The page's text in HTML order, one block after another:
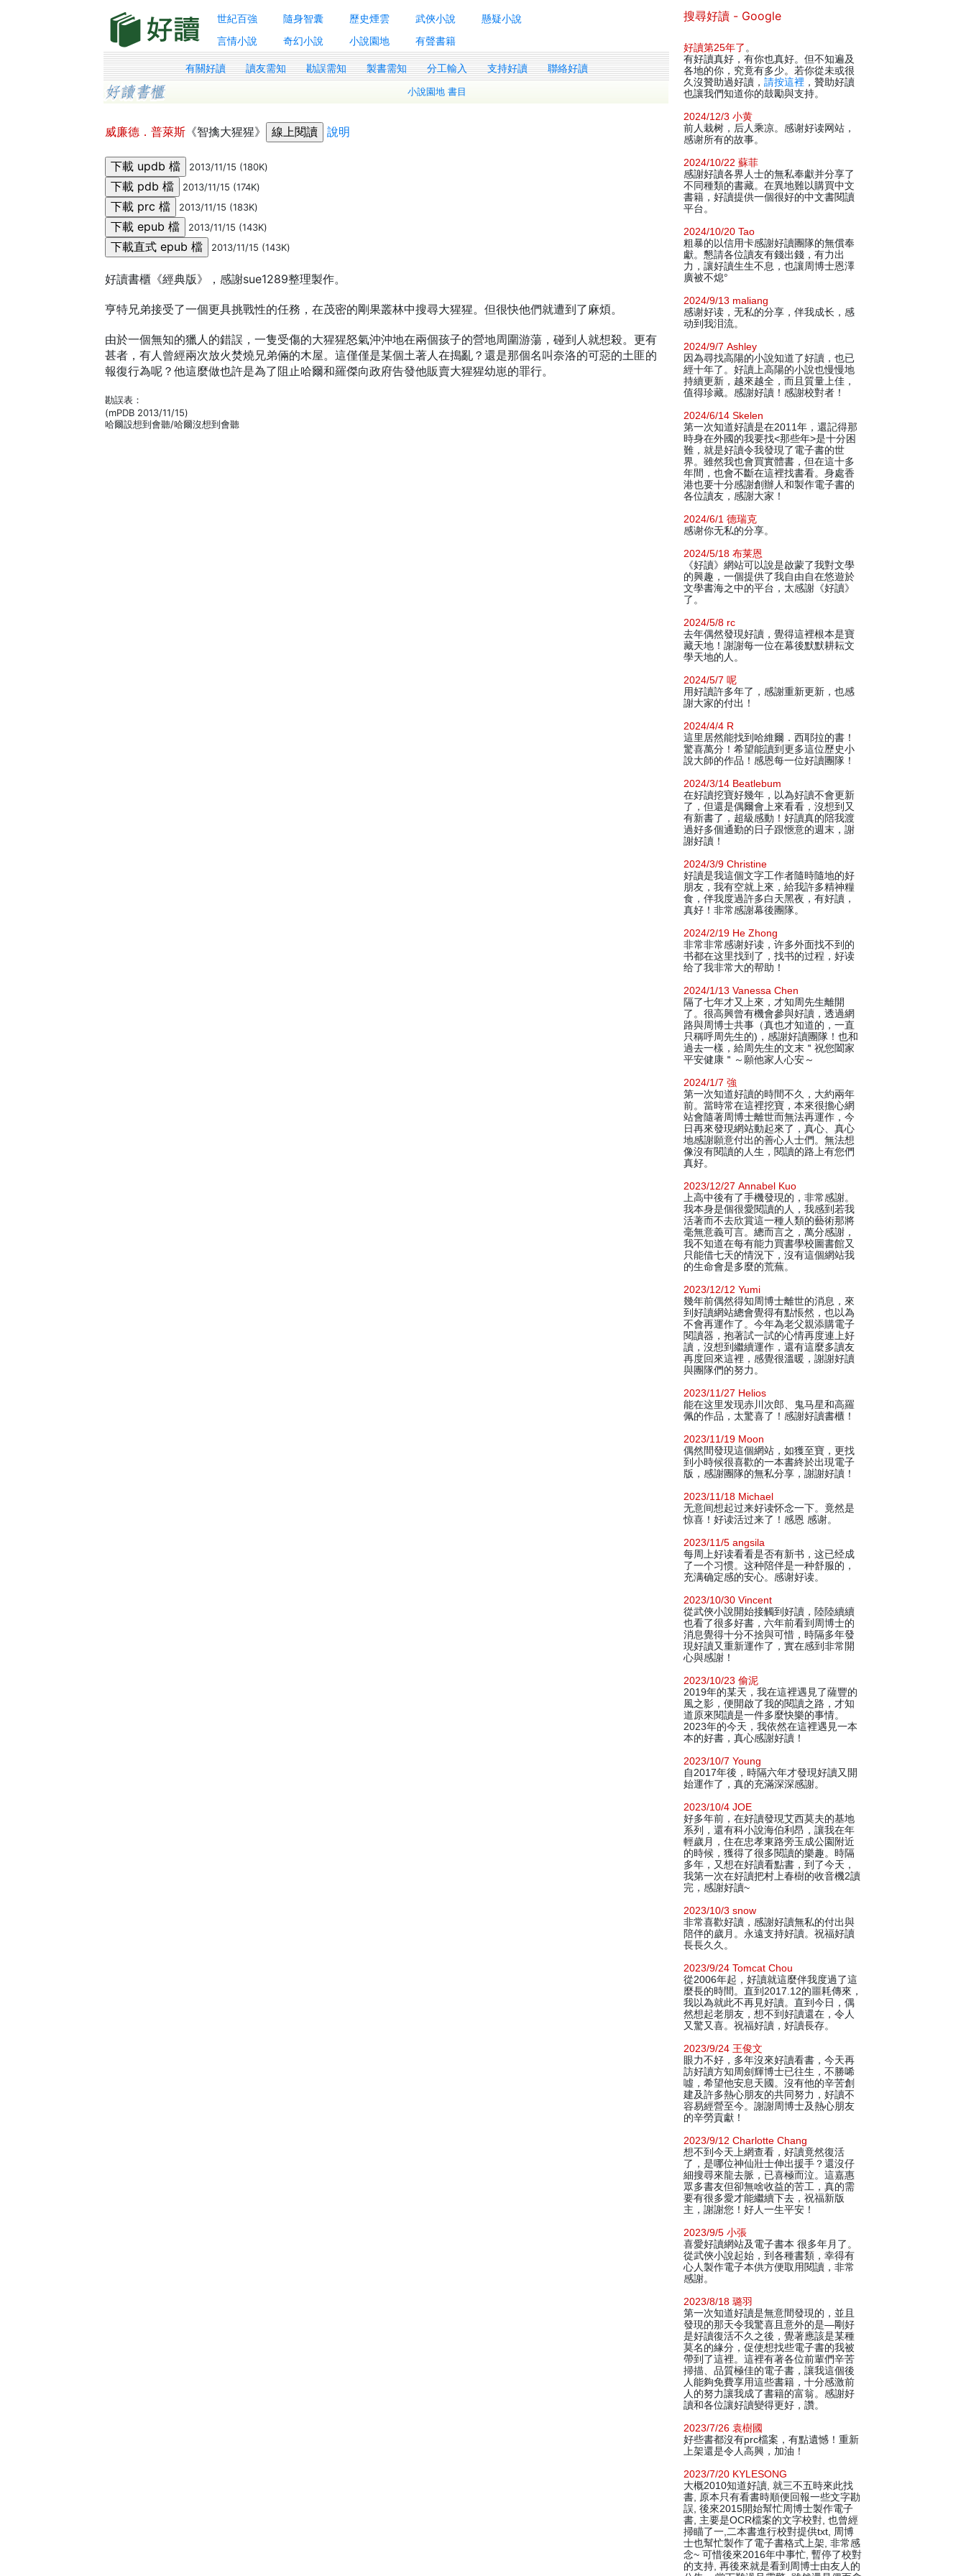
世紀百強 隨身智囊 歷史煙雲 武俠小說
懸疑小說
言情小說
奇幻小說 小說園地 有聲書籍
有關好讀 讀友需知 勘誤需知 製書需知 分工輸入 支持好讀 聯絡好讀
小說園地 書目
威廉德．普萊斯 《智擒大猩猩》 說明
2013/11/15 (180K)
2013/11/15 (174K)
2013/11/15 (183K)
2013/11/15 (143K)
2013/11/15 (143K)
好讀書櫃《經典版》，感謝sue1289整理製作。
亨特兄弟接受了一個更具挑戰性的任務，在茂密的剛果叢林中搜尋大猩猩。但很快他們就遭到了麻煩。
由於一個無知的獵人的錯誤，一隻受傷的大猩猩怒氣沖沖地在兩個孩子的營地周圍游蕩，碰到人就想殺。更有
甚者，有人曾經兩次放火焚燒兄弟倆的木屋。這僅僅是某個土著人在搗亂？還是那個名叫奈洛的可惡的土匪的
報復行為呢？他這麼做也許是為了阻止哈爾和羅傑向政府告發他販賣大猩猩幼崽的罪行。
勘誤表：
(mPDB 2013/11/15)
哈爾設想到會聽/哈爾沒想到會聽
搜尋好讀 - Google
好讀第25年了 。
有好讀真好，有你也真好。但不知遍及
各地的你，究竟有多少。若你從未或很
久沒贊助過好讀， 請按這裡 ，贊助好讀
也讓我們知道你的鼓勵與支持。
2024/12/3 小黄
前人栽树，后人乘凉。感谢好读网站，
感谢所有的故事。
2024/10/22 蘇菲
感謝好讀各界人士的無私奉獻并分享了
不同種類的書藏。在異地難以購買中文
書籍，好讀提供一個很好的中文書閱讀
平台。
2024/10/20 Tao
粗暴的以信用卡感謝好讀團隊的無償奉
獻。懇請各位讀友有錢出錢，有力出
力，讓好讀生生不息，也讓周博士恩澤
廣被不熄°
2024/9/13 maliang
感谢好读，无私的分享，伴我成长，感
动到我泪流。
2024/9/7 Ashley
因為尋找高陽的小說知道了好讀，也已
經十年了。好讀上高陽的小說也慢慢地
持續更新，越來越全，而且質量上佳，
值得珍藏。感謝好讀！感謝校對者！
2024/6/14 Skelen
第一次知道好讀是在2011年，還記得那
時身在外國的我要找<那些年>是十分困
難，就是好讀令我發現了電子書的世
界。雖然我也會買實體書，但在這十多
年間，也會不斷在這裡找書看。身處香
港也要十分感謝創辦人和製作電子書的
各位讀友，感謝大家！
2024/6/1 德瑞克
感谢你无私的分享。
2024/5/18 布莱恩
《好讀》網站可以說是啟蒙了我對文學
的興趣，一個提供了我自由自在悠遊於
文學書海之中的平台，太感謝《好讀》
了。
2024/5/8 rc
去年偶然發現好讀，覺得這裡根本是寶
藏天地！謝謝每一位在幕後默默耕耘文
學天地的人。
2024/5/7 呢
用好讀許多年了，感謝重新更新，也感
謝大家的付出！
2024/4/4 R
這里居然能找到哈維爾．西耶拉的書！
驚喜萬分！希望能讀到更多這位歷史小
說大師的作品！感恩每一位好讀團隊！
2024/3/14 Beatlebum
在好讀挖寶好幾年，以為好讀不會更新
了，但還是偶爾會上來看看，沒想到又
有新書了，超級感動！好讀真的陪我渡
過好多個通勤的日子跟愜意的週末，謝
謝好讀！
2024/3/9 Christine
好讀是我這個文字工作者隨時隨地的好
朋友，我有空就上來，給我許多精神糧
食，伴我度過許多白天黑夜，有好讀，
真好！非常感謝幕後團隊。
2024/2/19 He Zhong
非常非常感谢好读，许多外面找不到的
书都在这里找到了，找书的过程，好读
给了我非常大的帮助！
2024/1/13 Vanessa Chen
隔了七年才又上來，才知周先生離開
了。很高興曾有機會參與好讀，透過網
路與周博士共事（真也才知道的，一直
只稱呼周先生的)，感謝好讀團隊！也和
過去一樣，給周先生的文末＂祝您闔家
平安健康＂～願他家人心安～
2024/1/7 強
第一次知道好讀的時間不久，大約兩年
前。當時常在這裡挖寶，本來很擔心網
站會隨著周博士離世而無法再運作，今
日再來發現網站動起來了，真心、真心
地感謝願意付出的善心人士們。無法想
像沒有閱讀的人生，閱讀的路上有您們
真好。
2023/12/27 Annabel Kuo
上高中後有了手機發現的，非常感謝。
我本身是個很愛閱讀的人，我感到若我
活著而不去欣賞這一種人類的藝術那將
毫無意義可言。總而言之，萬分感謝，
我不知道在每有能力買書學校圖書館又
只能借七天的情況下，沒有這個網站我
的生命會是多麼的荒蕪。
2023/12/12 Yumi
幾年前偶然得知周博士離世的消息，來
到好讀網站總會覺得有點悵然，也以為
不會再運作了。今年為老父親添購電子
閱讀器，抱著試一試的心情再度連上好
讀，沒想到繼續運作，還有這麼多讀友
再度回來這裡，感覺很溫暖，謝謝好讀
與團隊們的努力。
2023/11/27 Helios
能在这里发现赤川次郎、鬼马星和高羅
佩的作品，太驚喜了！感謝好讀書櫃！
2023/11/19 Moon
偶然間發現這個網站，如獲至寶，更找
到小時候很喜歡的一本書終於出現電子
版，感謝團隊的無私分享，謝謝好讀！
2023/11/18 Michael
无意间想起过来好读怀念一下。竟然是
惊喜！好读活过来了！感恩 感谢。
2023/11/5 angsila
每周上好读看看是否有新书，这已经成
了一个习惯。这种陪伴是一种舒服的，
充满确定感的安心。感谢好读。
2023/10/30 Vincent
從武俠小說開始接觸到好讀，陸陸續續
也看了很多好書，六年前看到周博士的
消息覺得十分不捨與可惜，時隔多年發
現好讀又重新運作了，實在感到非常開
心與感謝！
2023/10/23 偷泥
2019年的某天，我在這裡遇見了薩豐的
風之影，便開啟了我的閱讀之路，才知
道原來閱讀是一件多麼快樂的事情。
2023年的今天，我依然在這裡遇見一本
本的好書，真心感謝好讀！
2023/10/7 Young
自2017年後，時隔六年才發現好讀又開
始運作了，真的充滿深深感謝。
2023/10/4 JOE
好多年前，在好讀發現艾西莫夫的基地
系列，還有科小說海伯利昂，讓我在年
輕歲月，住在忠孝東路旁玉成公園附近
的時候，獲得了很多閱讀的樂趣。時隔
多年，又想在好讀看點書，到了今天，
我第一次在好讀把村上春樹的收音機2讀
完，感謝好讀~
2023/10/3 snow
非常喜歡好讀，感謝好讀無私的付出與
陪伴的歲月。永遠支持好讀。祝福好讀
長長久久。
2023/9/24 Tomcat Chou
從2006年起，好讀就這麼伴我度過了這
麼長的時間。直到2017.12的噩耗傳來，
我以為就此不再見好讀。直到今日，偶
然想起老朋友，想不到好讀還在，令人
又驚又喜。祝福好讀，好讀長存。
2023/9/24 王俊文
眼力不好，多年沒來好讀看書，今天再
訪好讀方知周劍輝博士已往生，不勝唏
噓，希望他安息天國。沒有他的辛苦創
建及許多熱心朋友的共同努力，好讀不
容易經營至今。謝謝周博士及熱心朋友
的辛勞貢獻！
2023/9/12 Charlotte Chang
想不到今天上網查看，好讀竟然復活
了，是哪位神仙壯士伸出援手？還沒仔
細搜尋來龍去脈，已喜極而泣。這嘉惠
眾多書友但卻無啥收益的苦工，真的需
要有很多愛才能繼續下去，祝福新版
主，謝謝您！好人一生平安！
2023/9/5 小張
喜愛好讀網站及電子書本 很多年月了。
從武俠小說起始，到各種書類，幸得有
心人製作電子本供方便取用閱讀，非常
感謝。
2023/8/18 璐羽
第一次知道好讀是無意間發現的，並且
發現的那天令我驚喜且意外的是—剛好
是好讀復活不久之後，覺著應該是某種
莫名的緣分，促使想找些電子書的我被
帶到了這裡。這裡有著各位前輩們辛苦
掃描、品質極佳的電子書，讓我這個後
人能夠免費享用這些書籍，十分感激前
人的努力讓我成了書籍的富翁。感謝好
讀和各位讓好讀變得更好，讚。
2023/7/26 袁樹國
好些書都沒有prc檔案，有點遺憾！重新
上架還是令人高興，加油！
2023/7/20 KYLESONG
大概2010知道好讀, 就三不五時來此找
書, 原本只有看書時順便回報一些文字勘
誤, 後來2015開始幫忙周博士製作電子
書, 主要是OCR檔案的文字校對, 也曾經
掃瞄了一,二本書進行校對提供txt, 周博
士也幫忙製作了電子書格式上架, 非常感
念~ 可惜後來2016年中事忙, 暫停了校對
的支持, 再後來就是看到周博士由友人的